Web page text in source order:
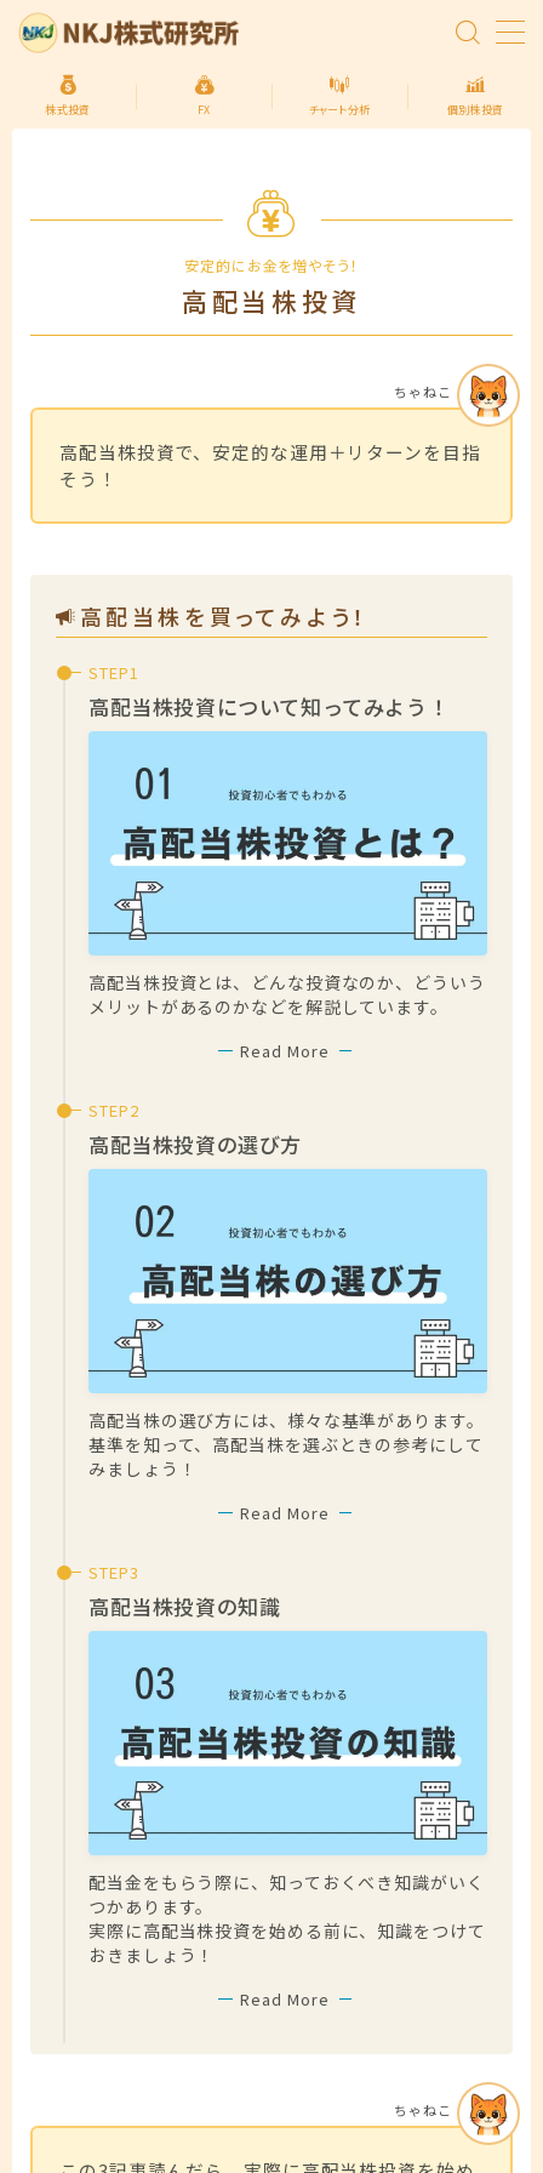
MENU
投資信託
お問い合わせ
株式投資 FX チャート分析 個別株投資
安定的にお金を増やそう！
高配当株投資
高配当株投資で、安定的な運用＋リターンを目指
そう！
ちゃねこ
高配当株を買ってみよう！
高配当株投資について知ってみよう！
高配当株投資とは、どんな投資なのか、どういう
メリットがあるのかなどを解説しています。
Read More
高配当株投資の選び方
高配当株の選び方には、様々な基準があります。
基準を知って、高配当株を選ぶときの参考にして
みましょう！
Read More
高配当株投資の知識
配当金をもらう際に、知っておくべき知識がいく
つかあります。
実際に高配当株投資を始める前に、知識をつけて
おきましょう！
Read More
ちゃねこ